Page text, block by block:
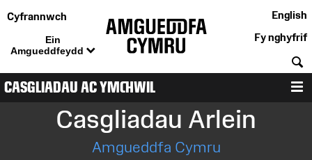
Cyfrannwch
Ein
Amgueddfeydd
English
Fy nghyfrif
CASGLIADAU AC YMCHWIL
Casgliadau Arlein
Amgueddfa Cymru